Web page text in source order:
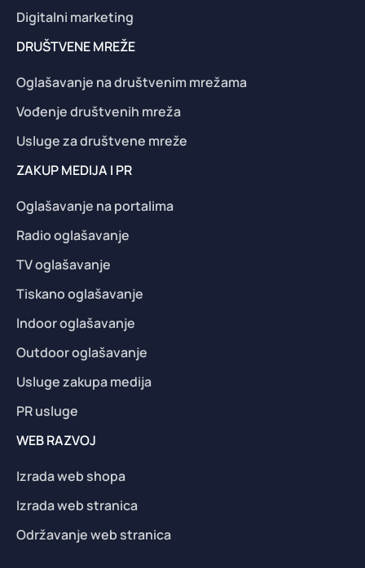
Digitalni marketing
DRUŠTVENE MREŽE
Oglašavanje na društvenim mrežama
Vođenje društvenih mreža
Usluge za društvene mreže
ZAKUP MEDIJA I PR
Oglašavanje na portalima
Radio oglašavanje
TV oglašavanje
Tiskano oglašavanje
Indoor oglašavanje
Outdoor oglašavanje
Usluge zakupa medija
PR usluge
WEB RAZVOJ
Izrada web shopa
Izrada web stranica
Održavanje web stranica